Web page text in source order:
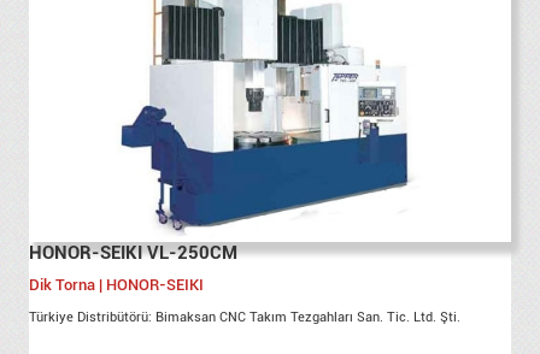
HONOR-SEIKI VL-250CM
Dik Torna | HONOR-SEIKI
Türkiye Distribütörü: Bimaksan CNC Takım Tezgahları San. Tic. Ltd. Şti.